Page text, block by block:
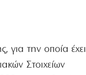
την οποία έχει
Στοιχείων